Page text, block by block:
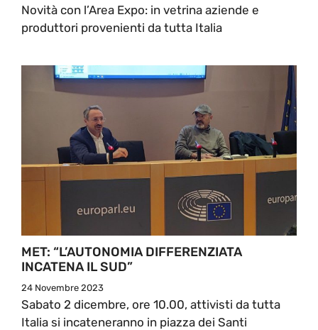
Novità con l’Area Expo: in vetrina aziende e
produttori provenienti da tutta Italia
MET: “L’AUTONOMIA DIFFERENZIATA
INCATENA IL SUD”
24 Novembre 2023
Sabato 2 dicembre, ore 10.00, attivisti da tutta
Italia si incateneranno in piazza dei Santi